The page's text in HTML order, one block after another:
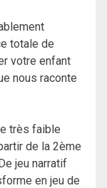
totale de
votre enfant
nous raconte
très faible
de la 2ème
jeu narratif
en jeu de